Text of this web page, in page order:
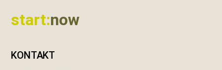
start:now
KONTAKT